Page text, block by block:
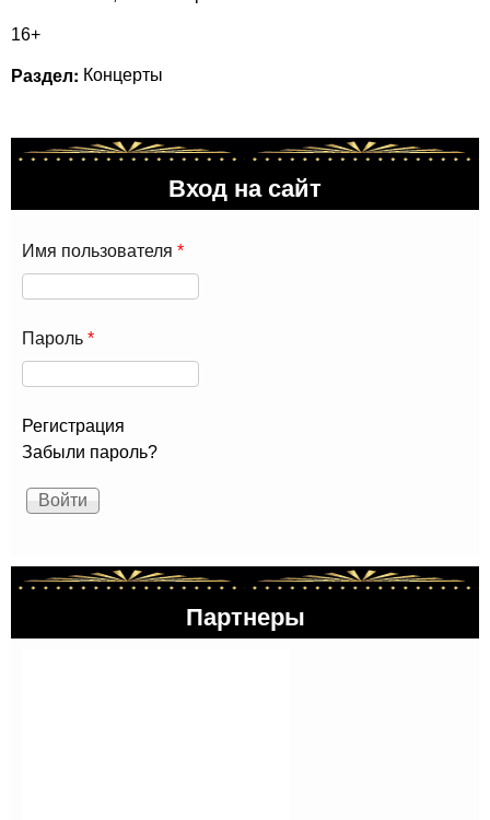
16+
Раздел: Концерты
Вход на сайт
Имя пользователя *
Пароль *
Регистрация
Забыли пароль?
Партнеры